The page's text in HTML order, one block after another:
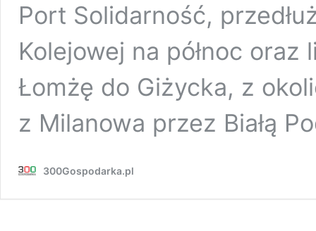
Port Solidarność,
Kolejowej na północ oraz
Łomżę do Giżycka, z
z Milanowa przez Białą
300Gospodarka.pl